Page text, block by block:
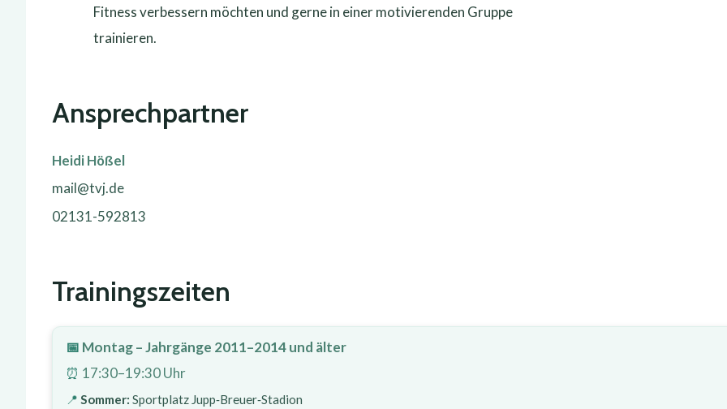
Fitness verbessern möchten und gerne in einer motivierenden Gruppe
trainieren.
Ansprechpartner
Heidi Hößel
mail@tvj.de
02131-592813
Trainingszeiten
Montag – Jahrgänge 2011–2014 und älter
17:30–19:30 Uhr
Sommer: Sportplatz Jupp‑Breuer‑Stadion